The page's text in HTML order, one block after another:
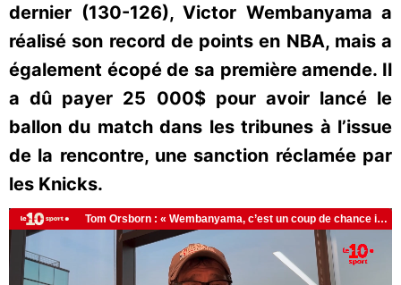
dernier (130-126), Victor Wembanyama a
réalisé son record de points en NBA, mais a
également écopé de sa première amende. Il
a dû payer 25 000$ pour avoir lancé le
ballon du match dans les tribunes à l’issue
de la rencontre, une sanction réclamée par
les Knicks.